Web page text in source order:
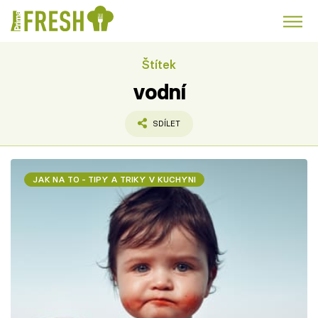
Polévky k večeři
Čokoláda
Témata
Štítek
vodní
SDÍLET
JAK NA TO - TIPY A TRIKY V KUCHYNI